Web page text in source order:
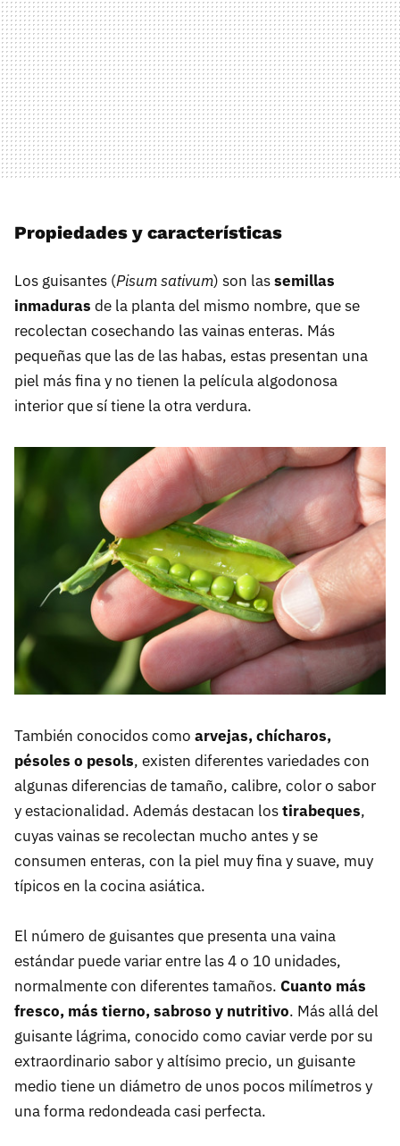
Propiedades y características
Los guisantes (Pisum sativum) son lassemillas
inmaduras de la planta del mismo nombre, que se
recolectan cosechando las vainas enteras. Más
pequeñas que las de las habas, estas presentan una
piel más fina y no tienen la película algodonosa
interior que sí tiene la otra verdura.
También conocidos como arvejas, chícharos,
pésoles o pesols, existen diferentes variedades con
algunas diferencias de tamaño, calibre, color o sabor
y estacionalidad. Además destacan lostirabeques,
cuyas vainas se recolectan mucho antes y se
consumen enteras, con la piel muy fina y suave, muy
típicos en la cocina asiática.
El número de guisantes que presenta una vaina
estándar puede variar entre las 4 o 10 unidades,
normalmente con diferentes tamaños. Cuanto más
fresco, más tierno, sabroso y nutritivo. Más allá del
guisante lágrima, conocido como caviar verde por su
extraordinario sabor y altísimo precio, un guisante
medio tiene un diámetro de unos pocos milímetros y
una forma redondeada casi perfecta.